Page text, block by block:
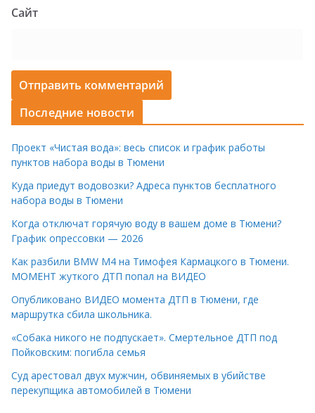
Сайт
Последние новости
Проект «Чистая вода»: весь список и график работы
пунктов набора воды в Тюмени
Куда приедут водовозки? Адреса пунктов бесплатного
набора воды в Тюмени
Когда отключат горячую воду в вашем доме в Тюмени?
График опрессовки — 2026
Как разбили BMW M4 на Тимофея Кармацкого в Тюмени.
МОМЕНТ жуткого ДТП попал на ВИДЕО
Опубликовано ВИДЕО момента ДТП в Тюмени, где
маршрутка сбила школьника.
«Собака никого не подпускает». Смертельное ДТП под
Пойковским: погибла семья
Суд арестовал двух мужчин, обвиняемых в убийстве
перекупщика автомобилей в Тюмени